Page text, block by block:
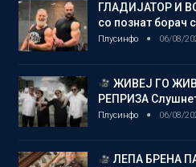
ГЛАДИЈАТОР И
со познат борач
Плусинфо 06/08/
ЖИВЕЈ ГО
РЕПРИЗА
Плусинфо 06/08/
ЛЕПА БРЕНА